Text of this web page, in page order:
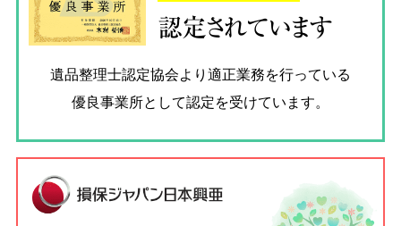
認定されています
遺品整理士認定協会より適正業務を行っている
優良事業所として認定を受けています。